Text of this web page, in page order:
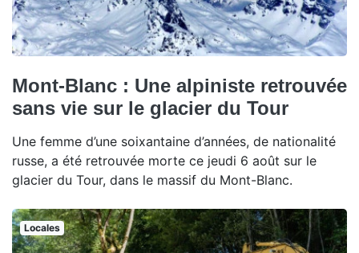
Mont-Blanc : Une alpiniste retrouvée
sans vie sur le glacier du Tour
Une femme d’une soixantaine d’années, de nationalité
russe, a été retrouvée morte ce jeudi 6 août sur le
glacier du Tour, dans le massif du Mont-Blanc.
Locales